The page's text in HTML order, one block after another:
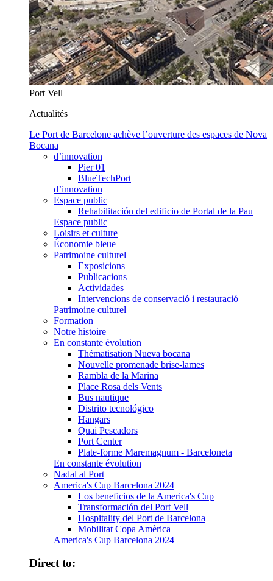
Port Vell
Actualités
Le Port de Barcelone achève l’ouverture des espaces de Nova
Bocana
d’innovation
Pier 01
BlueTechPort
d’innovation
Espace public
Rehabilitación del edificio de Portal de la Pau
Espace public
Loisirs et culture
Économie bleue
Patrimoine culturel
Exposicions
Publicacions
Actividades
Intervencions de conservació i restauració
Patrimoine culturel
Formation
Notre histoire
En constante évolution
Thématisation Nueva bocana
Nouvelle promenade brise-lames
Rambla de la Marina
Place Rosa dels Vents
Bus nautique
Distrito tecnológico
Hangars
Quai Pescadors
Port Center
Plate-forme Maremagnum - Barceloneta
En constante évolution
Nadal al Port
America's Cup Barcelona 2024
Los beneficios de la America's Cup
Transformación del Port Vell
Hospitality del Port de Barcelona
Mobilitat Copa Amèrica
America's Cup Barcelona 2024
Direct to: